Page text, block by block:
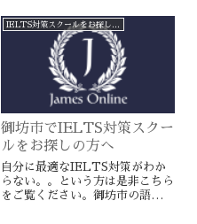
ンラインのIELTS対策ならより
確実に目標達成が近づきます。海
外留学や移住をお考えの方や国内
大学受験を有利に進めたい方に是
IELTS対策スクールをお探しの方へ
御坊市でIELTS対策スクー
ルをお探しの方へ
自分に最適なIELTS対策がわか
らない。。という方は是非こちら
をご覧ください。御坊市の語学ス